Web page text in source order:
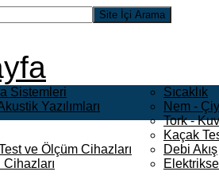
Sistemleri
Yazılımları
ve Ölçüm Cihazları
Sıcaklık
Nem -
Tork -
Kaçak
Debi Akış